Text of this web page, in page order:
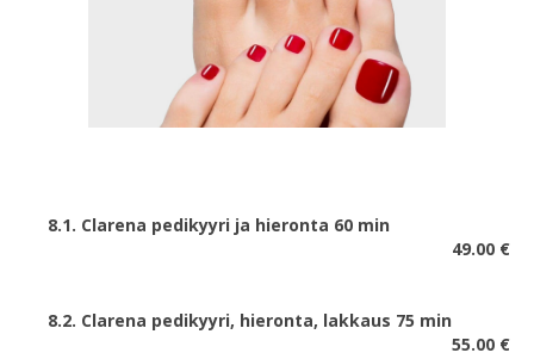
8.1. Clarena pedikyyri ja hieronta 60 min
49.00 €
8.2. Clarena pedikyyri, hieronta, lakkaus 75 min
55.00 €